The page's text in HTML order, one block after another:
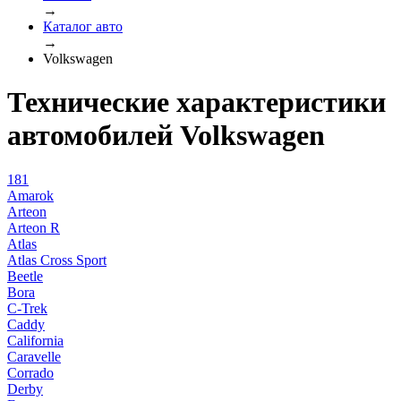
→
Каталог авто
→
Volkswagen
Технические характеристики
автомобилей Volkswagen
181
Amarok
Arteon
Arteon R
Atlas
Atlas Cross Sport
Beetle
Bora
C-Trek
Caddy
California
Caravelle
Corrado
Derby